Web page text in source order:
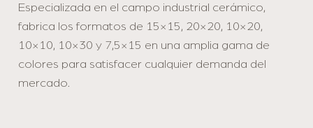
Especializada en el campo industrial cerámico,
fabrica los formatos de 15×15, 20×20, 10×20,
10×10, 10×30 y 7,5×15 en una amplia gama de
colores para satisfacer cualquier demanda del
mercado.